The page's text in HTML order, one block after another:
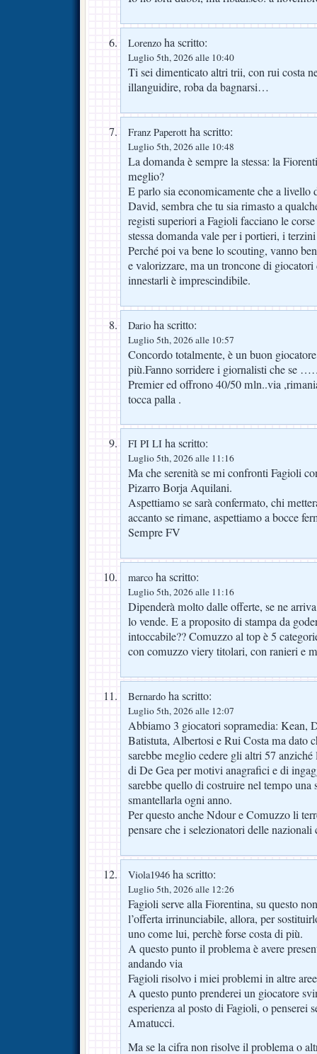
Lorenzo ha scritto:
Luglio 5th, 2026 alle 10:40
Ti sei dimenticato altri trii, con rui costa
illanguidire, roba da bagnarsi…
Franz Paperott ha scritto:
Luglio 5th, 2026 alle 10:48
La domanda è sempre la stessa: la
meglio?
E parlo sia economicamente che a livello
David, sembra che tu sia rimasto a
registi superiori a Fagioli facciano le
stessa domanda vale per i portieri, i
Perché poi va bene lo scouting, vanno
e valorizzare, ma un troncone di giocatori
innestarli è imprescindibile.
Dario ha scritto:
Luglio 5th, 2026 alle 10:57
Concordo totalmente, è un buon
più.Fanno sorridere i giornalisti che se
Premier ed offrono 40/50 mln..via
tocca palla .
FI PI LI ha scritto:
Luglio 5th, 2026 alle 11:16
Ma che serenità se mi confronti Fagioli
Pizarro Borja Aquilani.
Aspettiamo se sarà confermato, chi
accanto se rimane, aspettiamo a bocce
Sempre FV
marco ha scritto:
Luglio 5th, 2026 alle 11:16
Dipenderà molto dalle offerte, se ne
lo vende. E a proposito di stampa da
intoccabile?? Comuzzo al top è 5
con comuzzo viery titolari, con ranieri e
Bernardo ha scritto:
Luglio 5th, 2026 alle 12:07
Abbiamo 3 giocatori sopramedia: Kean,
Batistuta, Albertosi e Rui Costa ma dato
sarebbe meglio cedere gli altri 57
di De Gea per motivi anagrafici e di
sarebbe quello di costruire nel tempo una
smantellarla ogni anno.
Per questo anche Ndour e Comuzzo li
pensare che i selezionatori delle
Viola1946 ha scritto:
Luglio 5th, 2026 alle 12:26
Fagioli serve alla Fiorentina, su questo
l’offerta irrinunciabile, allora, per
uno come lui, perchè forse costa di più.
A questo punto il problema è avere
andando via
Fagioli risolvo i miei problemi in altre
A questo punto prenderei un giocatore
esperienza al posto di Fagioli, o penserei
Amatucci.
Ma se la cifra non risolve il problema o